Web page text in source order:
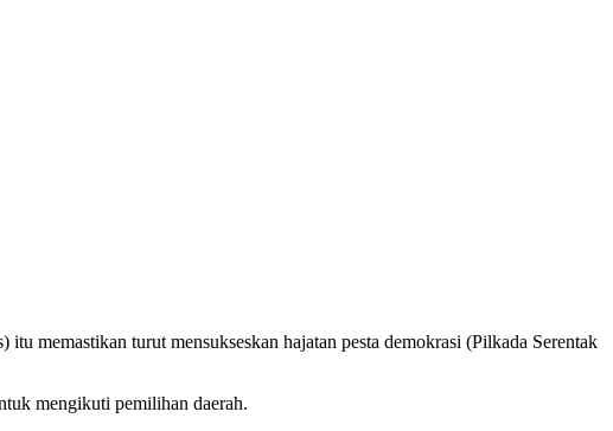
memastikan turut mensukseskan hajatan pesta demokrasi (Pilkada Serentak
mengikuti pemilihan daerah.